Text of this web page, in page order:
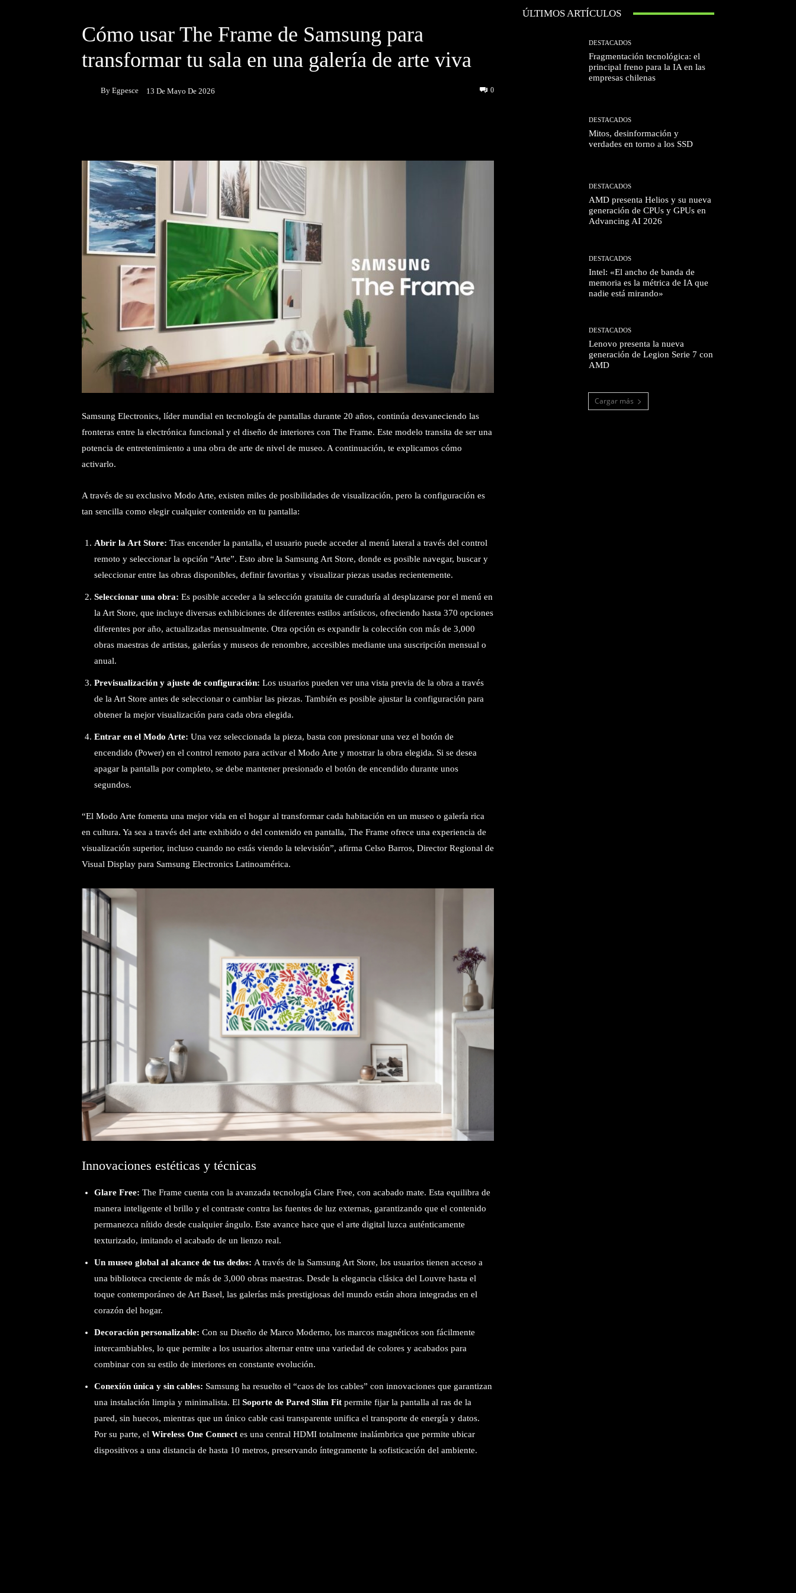
Cómo usar The Frame de Samsung para
transformar tu sala en una galería de arte viva
By Egpesce 13 De Mayo De 2026 0
Samsung Electronics, líder mundial en tecnología de pantallas durante 20 años, continúa desvaneciendo las
fronteras entre la electrónica funcional y el diseño de interiores con The Frame. Este modelo transita de ser una
potencia de entretenimiento a una obra de arte de nivel de museo. A continuación, te explicamos cómo
activarlo.
A través de su exclusivo Modo Arte, existen miles de posibilidades de visualización, pero la configuración es
tan sencilla como elegir cualquier contenido en tu pantalla:
Abrir la Art Store: Tras encender la pantalla, el usuario puede acceder al menú lateral a través del control
remoto y seleccionar la opción “Arte”. Esto abre la Samsung Art Store, donde es posible navegar, buscar y
seleccionar entre las obras disponibles, definir favoritas y visualizar piezas usadas recientemente.
Seleccionar una obra: Es posible acceder a la selección gratuita de curaduría al desplazarse por el menú en
la Art Store, que incluye diversas exhibiciones de diferentes estilos artísticos, ofreciendo hasta 370 opciones
diferentes por año, actualizadas mensualmente. Otra opción es expandir la colección con más de 3,000
obras maestras de artistas, galerías y museos de renombre, accesibles mediante una suscripción mensual o
anual.
Previsualización y ajuste de configuración: Los usuarios pueden ver una vista previa de la obra a través
de la Art Store antes de seleccionar o cambiar las piezas. También es posible ajustar la configuración para
obtener la mejor visualización para cada obra elegida.
Entrar en el Modo Arte: Una vez seleccionada la pieza, basta con presionar una vez el botón de
encendido (Power) en el control remoto para activar el Modo Arte y mostrar la obra elegida. Si se desea
apagar la pantalla por completo, se debe mantener presionado el botón de encendido durante unos
segundos.
“El Modo Arte fomenta una mejor vida en el hogar al transformar cada habitación en un museo o galería rica
en cultura. Ya sea a través del arte exhibido o del contenido en pantalla, The Frame ofrece una experiencia de
visualización superior, incluso cuando no estás viendo la televisión”, afirma Celso Barros, Director Regional de
Visual Display para Samsung Electronics Latinoamérica.
Innovaciones estéticas y técnicas
Glare Free: The Frame cuenta con la avanzada tecnología Glare Free, con acabado mate. Esta equilibra de
manera inteligente el brillo y el contraste contra las fuentes de luz externas, garantizando que el contenido
permanezca nítido desde cualquier ángulo. Este avance hace que el arte digital luzca auténticamente
texturizado, imitando el acabado de un lienzo real.
Un museo global al alcance de tus dedos: A través de la Samsung Art Store, los usuarios tienen acceso a
una biblioteca creciente de más de 3,000 obras maestras. Desde la elegancia clásica del Louvre hasta el
toque contemporáneo de Art Basel, las galerías más prestigiosas del mundo están ahora integradas en el
corazón del hogar.
Decoración personalizable: Con su Diseño de Marco Moderno, los marcos magnéticos son fácilmente
intercambiables, lo que permite a los usuarios alternar entre una variedad de colores y acabados para
combinar con su estilo de interiores en constante evolución.
Conexión única y sin cables: Samsung ha resuelto el “caos de los cables” con innovaciones que garantizan
una instalación limpia y minimalista. El Soporte de Pared Slim Fit permite fijar la pantalla al ras de la
pared, sin huecos, mientras que un único cable casi transparente unifica el transporte de energía y datos.
Por su parte, el Wireless One Connect es una central HDMI totalmente inalámbrica que permite ubicar
dispositivos a una distancia de hasta 10 metros, preservando íntegramente la sofisticación del ambiente.
ÚLTIMOS ARTÍCULOS
DESTACADOS
Fragmentación tecnológica: el
principal freno para la IA en las
empresas chilenas
DESTACADOS
Mitos, desinformación y
verdades en torno a los SSD
DESTACADOS
AMD presenta Helios y su nueva
generación de CPUs y GPUs en
Advancing AI 2026
DESTACADOS
Intel: «El ancho de banda de
memoria es la métrica de IA que
nadie está mirando»
DESTACADOS
Lenovo presenta la nueva
generación de Legion Serie 7 con
AMD
Cargar más